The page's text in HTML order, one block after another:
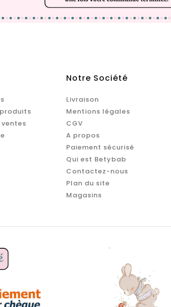
Notre Société
Livraison
Mentions légales
CGV
A propos
Paiement sécurisé
Qui est Betybab
Contactez-nous
Plan du site
Magasins